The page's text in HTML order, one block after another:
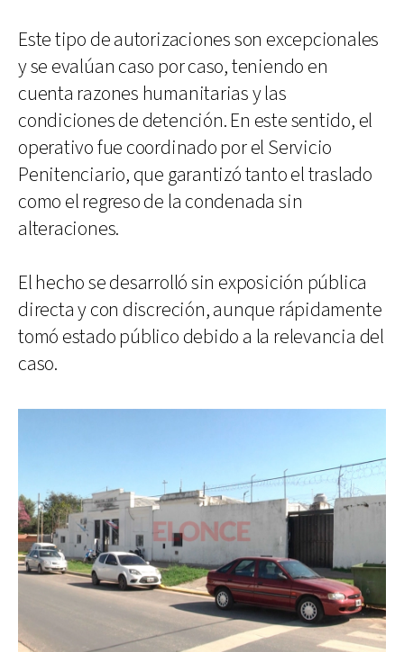
Este tipo de autorizaciones son excepcionales
y se evalúan caso por caso, teniendo en
cuenta razones humanitarias y las
condiciones de detención. En este sentido, el
operativo fue coordinado por el Servicio
Penitenciario, que garantizó tanto el traslado
como el regreso de la condenada sin
alteraciones.
El hecho se desarrolló sin exposición pública
directa y con discreción, aunque rápidamente
tomó estado público debido a la relevancia del
caso.